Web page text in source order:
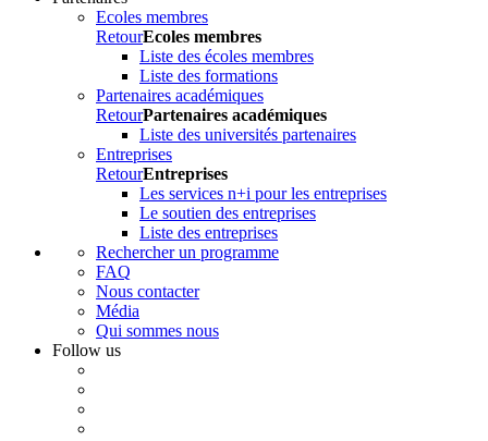
Ecoles membres
RetourEcoles membres
Liste des écoles membres
Liste des formations
Partenaires académiques
RetourPartenaires académiques
Liste des universités partenaires
Entreprises
RetourEntreprises
Les services n+i pour les entreprises
Le soutien des entreprises
Liste des entreprises
Rechercher un programme
FAQ
Nous contacter
Média
Qui sommes nous
Follow us